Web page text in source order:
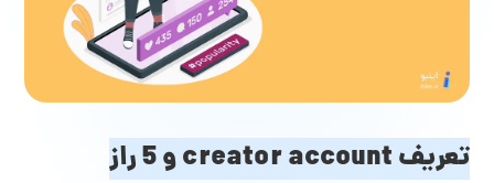
تعریف creator account و 5 راز